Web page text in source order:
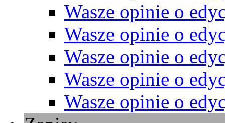
Wasze opinie o
Wasze opinie o
Wasze opinie o
Wasze opinie o
Wasze opinie o